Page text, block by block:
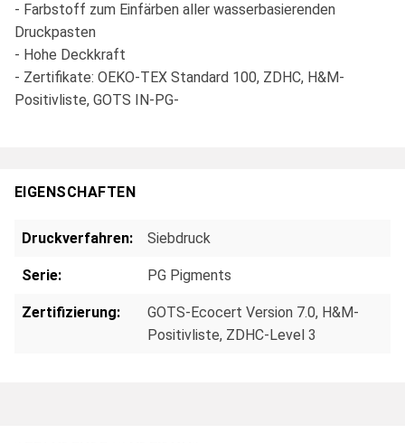
- Farbstoff zum Einfärben aller wasserbasierenden
Druckpasten
- Hohe Deckkraft
- Zertifikate: OEKO-TEX Standard 100, ZDHC, H&M-
Positivliste, GOTS IN-PG-
EIGENSCHAFTEN
Druckverfahren: Siebdruck
Serie: PG Pigments
Zertifizierung:
GOTS-Ecocert Version 7.0, H&M-
Positivliste, ZDHC-Level 3